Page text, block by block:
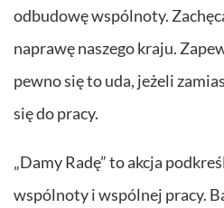
odbudowę wspólnoty.
naprawę naszego kraju.
pewno się to uda, jeżeli
się do pracy.
„Damy Radę” to akcja
wspólnoty i wspólnej pracy.